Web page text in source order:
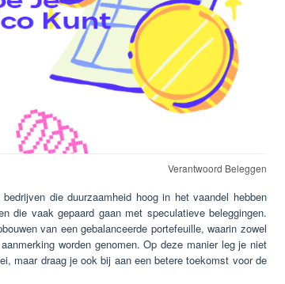
Verantwoord Beleggen
die duurzaamheid hoog in het vaandel hebben
die vaak gepaard gaan met speculatieve beleggingen.
van een gebalanceerde portefeuille, waarin zowel
worden genomen. Op deze manier leg je niet
maar draag je ook bij aan een betere toekomst voor de